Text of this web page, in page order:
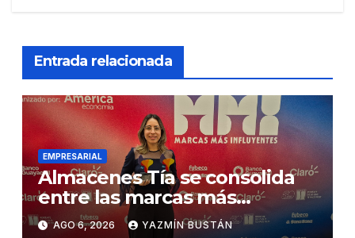
Entrada relacionada
EMPRESARIAL
Almacenes Tía se consolida
entre las marcas más
influyentes del Ecuador
AGO 6, 2026 YAZMÍN BUSTÁN